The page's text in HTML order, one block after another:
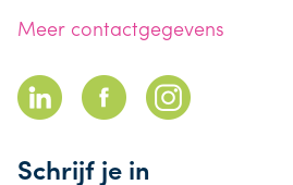
Meer contactgegevens
Schrijf je in